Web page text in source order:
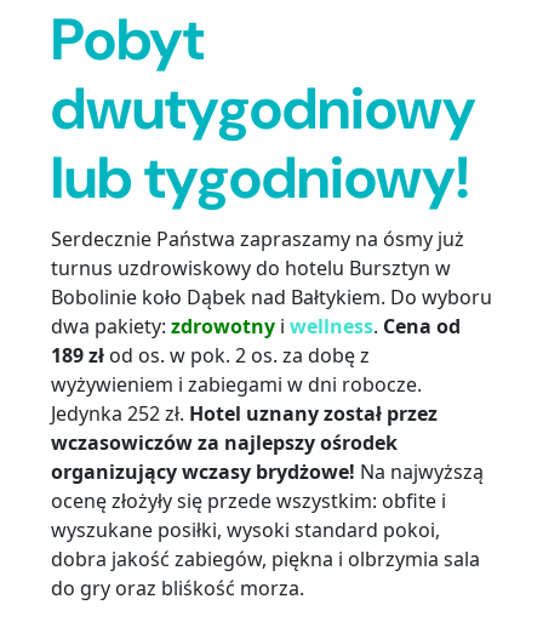
Pobyt
dwutygodniowy
lub tygodniowy!
Serdecznie Państwa zapraszamy na ósmy już
turnus uzdrowiskowy do hotelu Bursztyn w
Bobolinie koło Dąbek nad Bałtykiem. Do wyboru
dwa pakiety: zdrowotny i wellness. Cena od
189 zł od os. w pok. 2 os. za dobę z
wyżywieniem i zabiegami w dni robocze.
Jedynka 252 zł. Hotel uznany został przez
wczasowiczów za najlepszy ośrodek
organizujący wczasy brydżowe! Na najwyższą
ocenę złożyły się przede wszystkim: obfite i
wyszukane posiłki, wysoki standard pokoi,
dobra jakość zabiegów, piękna i olbrzymia sala
do gry oraz bliśkość morza.